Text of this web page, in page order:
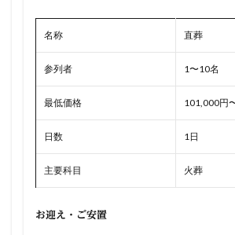
名称 直葬
参列者 1〜10名
最低価格 101,000円
日数 1日
主要科目 火葬
お迎え・ご安置